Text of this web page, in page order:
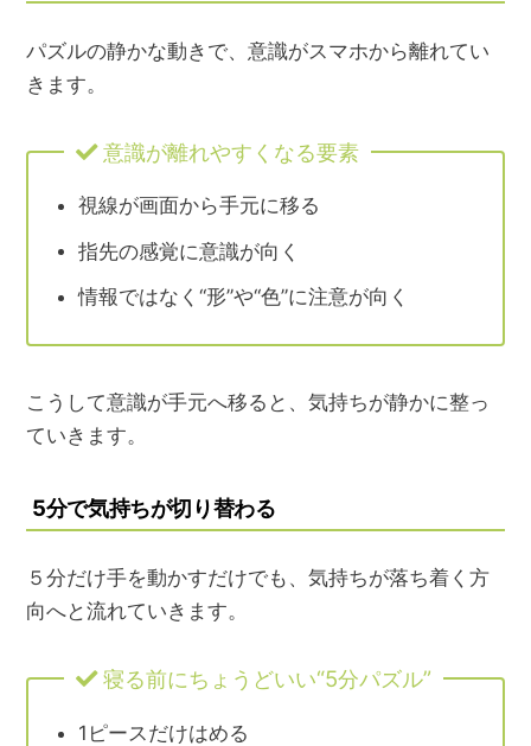
パズルの静かな動きで、意識がスマホから離れてい
きます。
意識が離れやすくなる要素
視線が画面から手元に移る
指先の感覚に意識が向く
情報ではなく“形”や“色”に注意が向く
こうして意識が手元へ移ると、気持ちが静かに整っ
ていきます。
5分で気持ちが切り替わる
５分だけ手を動かすだけでも、気持ちが落ち着く方
向へと流れていきます。
寝る前にちょうどいい“5分パズル”
1ピースだけはめる